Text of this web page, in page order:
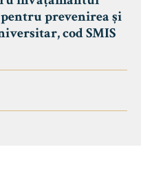
prevenirea și
cod SMIS